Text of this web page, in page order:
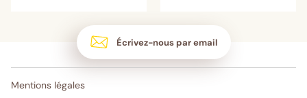
Écrivez-nous par email
Mentions légales